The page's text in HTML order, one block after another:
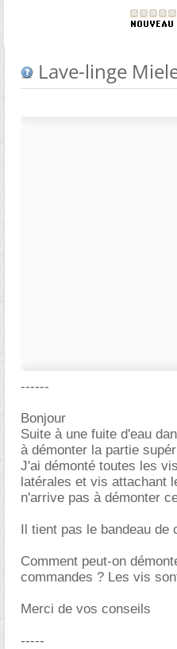
Lave-linge
------
Bonjour
Suite à une fuite d'eau
à démonter la partie
J'ai démonté toutes les
latérales et vis attachant
n'arrive pas à démonter
Il tient pas le bandeau de
Comment peut-on
commandes ? Les vis
Merci de vos conseils
-----